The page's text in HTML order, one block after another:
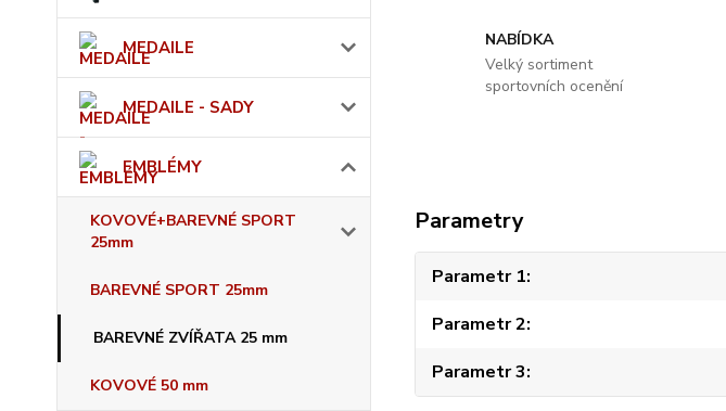
MEDAILE
MEDAILE - SADY
EMBLÉMY
KOVOVÉ+BAREVNÉ SPORT
25mm
BAREVNÉ SPORT 25mm
BAREVNÉ ZVÍŘATA 25 mm
KOVOVÉ 50 mm
NABÍDKA
Velký sortiment
sportovních ocenění
Parametry
Parametr 1
Parametr 2
Parametr 3